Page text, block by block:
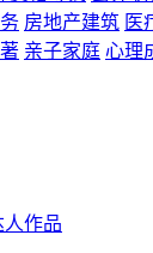
房地产建筑 医
亲子家庭 心理
人作品